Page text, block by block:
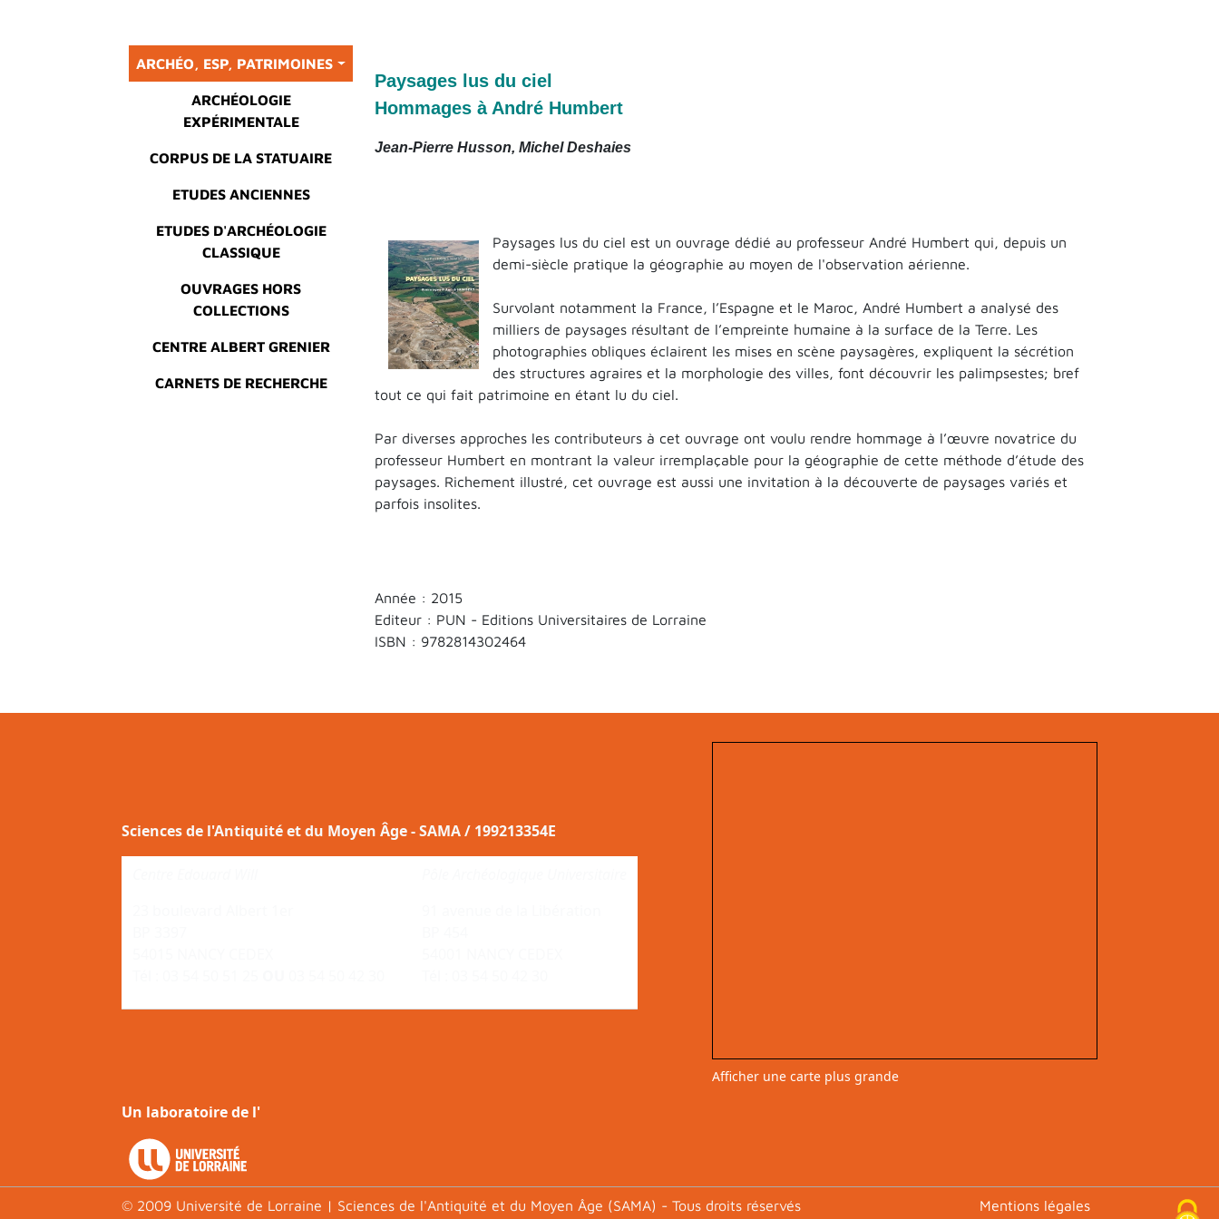
Main menu
ARCHÉO, ESP, PATRIMOINES
ARCHÉOLOGIE
EXPÉRIMENTALE
CORPUS DE LA STATUAIRE
ETUDES ANCIENNES
ETUDES D'ARCHÉOLOGIE
CLASSIQUE
OUVRAGES HORS
COLLECTIONS
CENTRE ALBERT GRENIER
CARNETS DE RECHERCHE
Paysages lus du ciel
Hommages à André Humbert
Jean-Pierre Husson, Michel Deshaies
Paysages lus du ciel est un ouvrage dédié au professeur André Humbert qui, depuis un
demi-siècle pratique la géographie au moyen de l'observation aérienne.
Survolant notamment la France, l’Espagne et le Maroc, André Humbert a analysé des
milliers de paysages résultant de l’empreinte humaine à la surface de la Terre. Les
photographies obliques éclairent les mises en scène paysagères, expliquent la sécrétion
des structures agraires et la morphologie des villes, font découvrir les palimpsestes; bref
tout ce qui fait patrimoine en étant lu du ciel.
Par diverses approches les contributeurs à cet ouvrage ont voulu rendre hommage à l’œuvre novatrice du
professeur Humbert en montrant la valeur irremplaçable pour la géographie de cette méthode d’étude des
paysages. Richement illustré, cet ouvrage est aussi une invitation à la découverte de paysages variés et
parfois insolites.
Année : 2015
Editeur : PUN - Editions Universitaires de Lorraine
ISBN : 9782814302464
Sciences de l'Antiquité et du Moyen Âge - SAMA / 199213354E
Afficher une carte plus grande
Un laboratoire de l'
© 2009 Université de Lorraine | Sciences de l'Antiquité et du Moyen Âge (SAMA) - Tous droits réservés Footer
Mentions légales